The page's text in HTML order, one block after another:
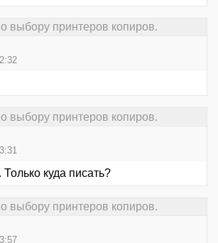
выбору принтеров копиров.
выбору принтеров копиров.
куда писать?
выбору принтеров копиров.